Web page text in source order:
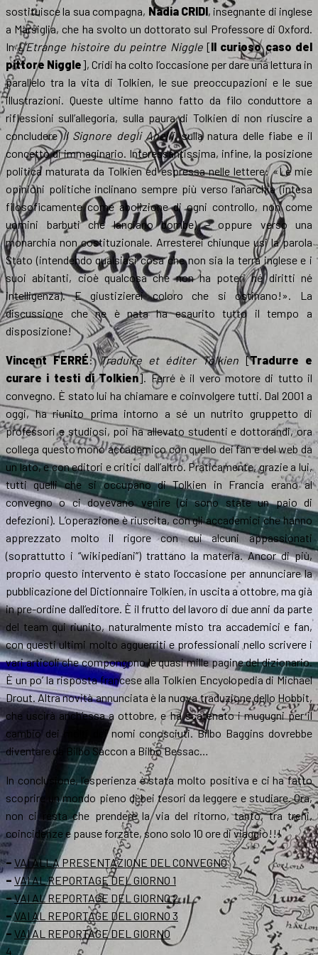
sostituisce la sua compagna, Nadia CRIDI, insegnante di inglese
a Marsiglia, che ha svolto un dottorato sul Professore di Oxford.
InL’Etrange histoire du peintre Niggle[Il curioso caso del
pittore Niggle], Cridi ha colto l’occasione per dare una lettura in
parallelo tra la vita di Tolkien, le sue preoccupazioni e le sue
illustrazioni. Queste ultime hanno fatto da filo conduttore a
riflessioni sull’allegoria, sulla paura di Tolkien di non riuscire a
concludereIl Signore degli Anelli, sulla natura delle fiabe e il
concetto di immaginario. Interessantissima, infine, la posizione
politica maturata da Tolkien ed espressa nelle lettere: «Le mie
opinioni politiche inclinano sempre più verso l’anarchia (intesa
filosoficamente come abolizione di ogni controllo, non come
uomini barbuti che lanciano bombe) – oppure verso una
monarchia non costituzionale. Arresterei chiunque usi la parola
Stato (intendendo qualsiasi cosa che non sia la terra inglese e i
suoi abitanti, cioè qualcosa che non ha poteri né diritti né
intelligenza). E giustizierei coloro che si ostinano!». La
discussione che ne è nata ha esaurito tutto il tempo a
disposizione!
Vincent FERRÉ:Traduire et éditer Tolkien [Tradurre e
curare i testi di Tolkien]. Ferré è il vero motore di tutto il
convegno. È stato lui ha chiamare e coinvolgere tutti. Dal 2001 a
oggi, ha riunito prima intorno a sé un nutrito gruppetto di
professori e studiosi, poi ha allevato studenti e dottorandi, ora
collega questo mono accademico con quello dei fan e del web da
un lato, e con editori e critici dall’altro. Praticamente, grazie a lui,
tutti quelli che si occupano di Tolkien in Francia erano al
convegno o ci dovevano venire (ci sono state un paio di
defezioni). L’operazione è riuscita, con gli accademici che hanno
apprezzato molto il rigore con cui alcuni appassionati
(soprattutto i “wikipediani”) trattano la materia. Ancor di più,
proprio questo intervento è stato l’occasione per annunciare la
pubblicazione del Dictionnaire Tolkien, in uscita a ottobre, ma già
in pre-ordine dall’editore. È il frutto del lavoro di due anni da parte
del team qui riunito, naturalmente misto tra accademici e fan,
con questi ultimi molto agguerriti e professionali nello scrivere i
vari articoli che compongono le quasi mille pagine del dizionario.
È un po’ la risposta francese alla Tolkien Encyclopedia di Michael
Drout. Altra novità annunciata è la nuova traduzione dello Hobbit,
che uscirà anch’essa a ottobre, e ha scatenato i mugugni per il
cambio dei molti dei nomi conosciuti. Bilbo Baggins dovrebbe
diventare da Bilbo Saccon a Bilbo Bessac…
In conclusione, l’esperienza è stata molto positiva e ci ha fatto
scoprire un mondo pieno di bei tesori da leggere e studiare. Ora,
non ci resta che prendere la via del ritorno, tanto, tra treni,
coincidenze e pause forzate, sono solo 10 ore di viaggio!!!
– VAI ALLA PRESENTAZIONE DEL CONVEGNO
–VAI AL REPORTAGE DEL GIORNO 1
–VAI AL REPORTAGE DEL GIORNO 2
–VAI AL REPORTAGE DEL GIORNO 3
– VAI AL REPORTAGE DEL GIORNO
4